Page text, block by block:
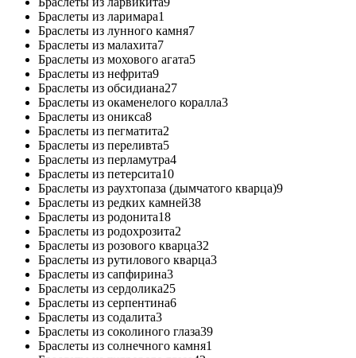
Браслеты из ларимара1
Браслеты из лунного камня7
Браслеты из малахита7
Браслеты из мохового агата5
Браслеты из нефрита9
Браслеты из обсидиана27
Браслеты из окаменелого коралла3
Браслеты из оникса8
Браслеты из пегматита2
Браслеты из переливта5
Браслеты из перламутра4
Браслеты из петерсита10
Браслеты из раухтопаза (дымчатого кварца)9
Браслеты из редких камней38
Браслеты из родонита18
Браслеты из родохрозита2
Браслеты из розового кварца32
Браслеты из рутилового кварца3
Браслеты из сапфирина3
Браслеты из сердолика25
Браслеты из серпентина6
Браслеты из содалита3
Браслеты из соколиного глаза39
Браслеты из солнечного камня1